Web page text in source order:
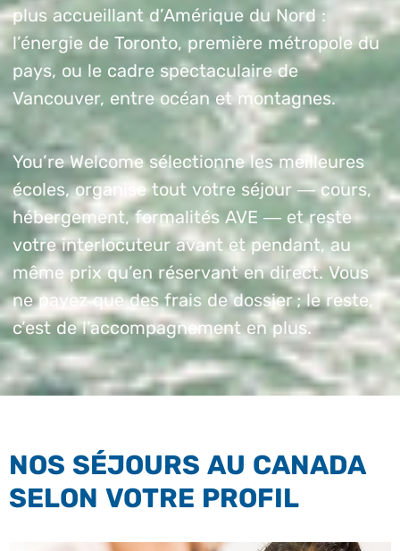
plus accueillant d’Amérique du Nord :
l’énergie de Toronto, première métropole du
pays, ou le cadre spectaculaire de
Vancouver, entre océan et montagnes.
You’re Welcome sélectionne les meilleures
écoles, organise tout votre séjour — cours,
hébergement, formalités AVE — et reste
votre interlocuteur avant et pendant, au
même prix qu’en réservant en direct. Vous
ne payez que des frais de dossier ; le reste,
c’est de l’accompagnement en plus.
NOS SÉJOURS AU CANADA
SELON VOTRE PROFIL